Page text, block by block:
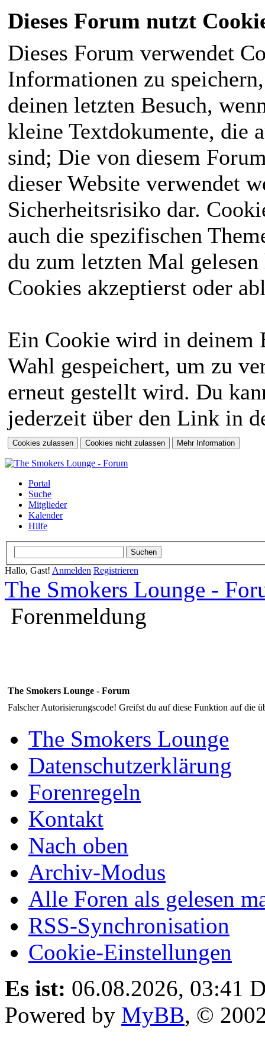
Dieses Forum nutzt
Dieses Forum verwendet
Informationen zu
deinen letzten Besuch,
kleine Textdokumente, die
sind; Die von diesem
dieser Website verwendet
Sicherheitsrisiko dar.
auch die spezifischen
du zum letzten Mal
Cookies akzeptierst oder
Ein Cookie wird in deinem
Wahl gespeichert, um zu
erneut gestellt wird. Du
jederzeit über den Link in
Portal
Suche
Mitglieder
Kalender
Hilfe
Hallo, Gast! Anmelden Registrieren
The Smokers Lounge -
Forenmeldung
The Smokers Lounge - Forum
Falscher Autorisierungscode! Greifst du auf diese Funktion auf die
The Smokers Lounge
Datenschutzerklärung
Forenregeln
Kontakt
Nach oben
Archiv-Modus
Alle Foren als gelesen
RSS-Synchronisation
Cookie-Einstellungen
Es ist: 06.08.2026, 03:41
Powered by MyBB, ©